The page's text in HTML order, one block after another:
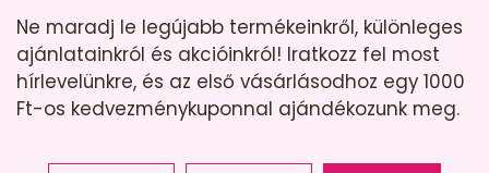
Ne maradj le legújabb termékeinkről, különleges
ajánlatainkról és akcióinkról! Iratkozz fel most
hírlevelünkre, és az első vásárlásodhoz egy 1000
Ft-os kedvezménykuponnal ajándékozunk meg.